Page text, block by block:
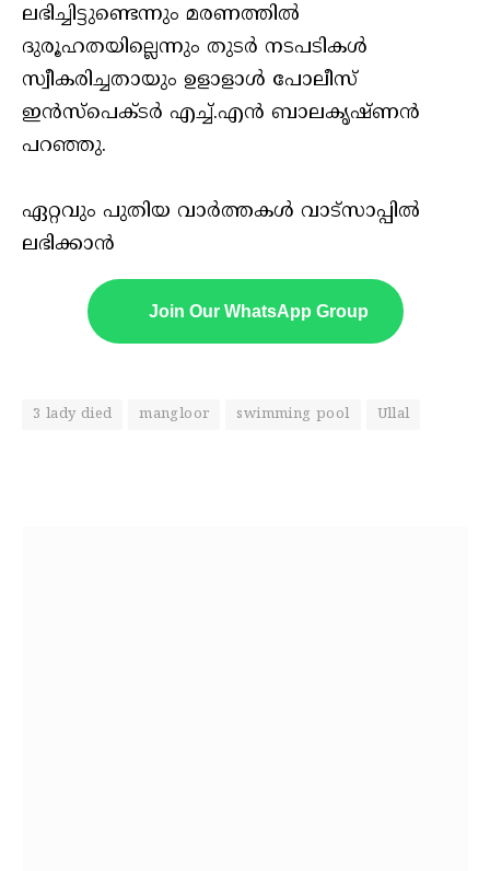
ലഭിച്ചിട്ടുണ്ടെന്നും മരണത്തിൽ
ദുരൂഹതയില്ലെന്നും തുടർ നടപടികൾ
സ്വീകരിച്ചതായും ഉളാളാൾ പോലീസ്
ഇൻസ്‌പെക്ടർ എച്ച്.എൻ ബാലകൃഷ്ണൻ
പറഞ്ഞു.
ഏറ്റവും പുതിയ വാർത്തകൾ വാട്സാപ്പിൽ
ലഭിക്കാൻ
Join Our WhatsApp Group
3 lady died mangloor swimming pool Ullal